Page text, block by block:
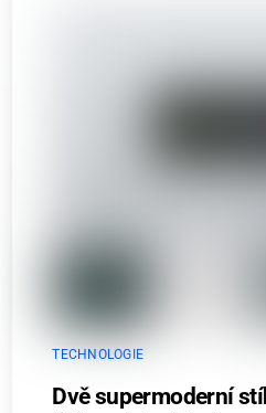
TECHNOLOGIE
Dvě supermoderní